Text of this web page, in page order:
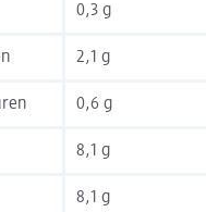
0,3 g
2,1 g
0,6 g
8,1 g
8,1 g